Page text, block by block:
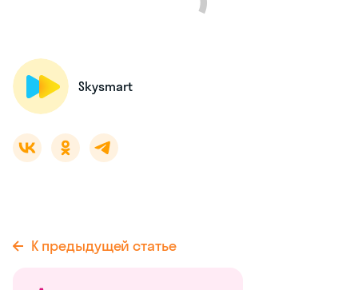
Skysmart
К предыдущей статье